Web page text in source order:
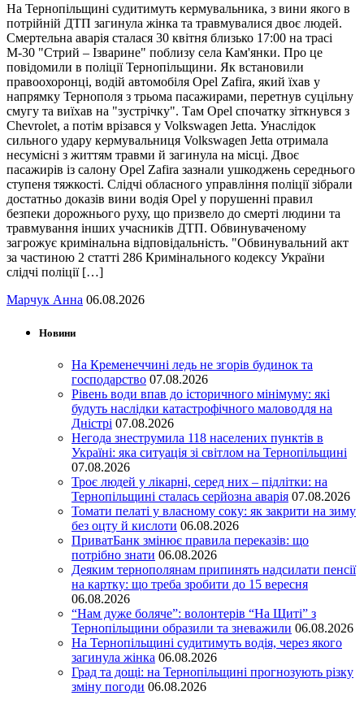
На Тернопільщині судитимуть кермувальника, з вини якого в
потрійній ДТП загинула жінка та травмувалися двоє людей.
Смертельна аварія сталася 30 квітня близько 17:00 на трасі
М-30 "Стрий – Ізварине" поблизу села Кам'янки. Про це
повідомили в поліції Тернопільщини. Як встановили
правоохоронці, водій автомобіля Opel Zafira, який їхав у
напрямку Тернополя з трьома пасажирами, перетнув суцільну
смугу та виїхав на "зустрічку". Там Opel спочатку зіткнувся з
Chevrolet, а потім врізався у Volkswagen Jetta. Унаслідок
сильного удару кермувальниця Volkswagen Jetta отримала
несумісні з життям травми й загинула на місці. Двоє
пасажирів із салону Opel Zafira зазнали ушкоджень середнього
ступеня тяжкості. Слідчі обласного управління поліції зібрали
достатньо доказів вини водія Opel у порушенні правил
безпеки дорожнього руху, що призвело до смерті людини та
травмування інших учасників ДТП. Обвинуваченому
загрожує кримінальна відповідальність. "Обвинувальний акт
за частиною 2 статті 286 Кримінального кодексу України
слідчі поліції […]
Марчук Анна 06.08.2026
Новини
На Кременеччині ледь не згорів будинок та
господарство 07.08.2026
Рівень води впав до історичного мінімуму: які
будуть наслідки катастрофічного маловоддя на
Дністрі 07.08.2026
Негода знеструмила 118 населених пунктів в
Україні: яка ситуація зі світлом на Тернопільщині
07.08.2026
Троє людей у лікарні, серед них – підлітки: на
Тернопільщині сталась серйозна аварія 07.08.2026
Томати пелаті у власному соку: як закрити на зиму
без оцту й кислоти 06.08.2026
ПриватБанк змінює правила переказів: що
потрібно знати 06.08.2026
Деяким тернополянам припинять надсилати пенсії
на картку: що треба зробити до 15 вересня
06.08.2026
“Нам дуже боляче”: волонтерів “На Щиті” з
Тернопільщини образили та зневажили 06.08.2026
На Тернопільщині судитимуть водія, через якого
загинула жінка 06.08.2026
Град та дощі: на Тернопільщині прогнозують різку
зміну погоди 06.08.2026